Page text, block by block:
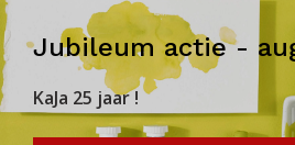
Jubileum actie -
KaJa 25 jaar !